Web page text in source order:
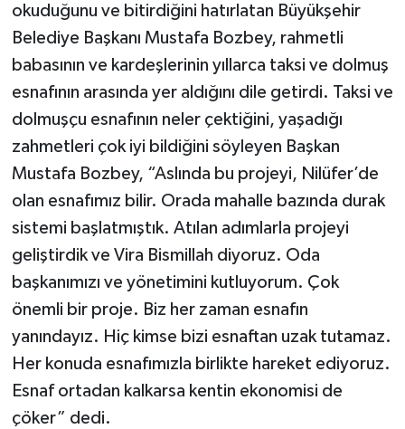
okuduğunu ve bitirdiğini hatırlatan Büyükşehir
Belediye Başkanı Mustafa Bozbey, rahmetli
babasının ve kardeşlerinin yıllarca taksi ve dolmuş
esnafının arasında yer aldığını dile getirdi. Taksi ve
dolmuşçu esnafının neler çektiğini, yaşadığı
zahmetleri çok iyi bildiğini söyleyen Başkan
Mustafa Bozbey, “Aslında bu projeyi, Nilüfer’de
olan esnafımız bilir. Orada mahalle bazında durak
sistemi başlatmıştık. Atılan adımlarla projeyi
geliştirdik ve Vira Bismillah diyoruz. Oda
başkanımızı ve yönetimini kutluyorum. Çok
önemli bir proje. Biz her zaman esnafın
yanındayız. Hiç kimse bizi esnaftan uzak tutamaz.
Her konuda esnafımızla birlikte hareket ediyoruz.
Esnaf ortadan kalkarsa kentin ekonomisi de
çöker” dedi.